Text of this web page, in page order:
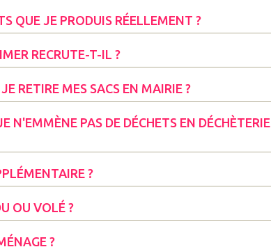
QUE JE PRODUIS RÉELLEMENT ?
RECRUTE-T-IL ?
RETIRE MES SACS EN MAIRIE ?
N'EMMÈNE PAS DE DÉCHETS EN DÉCHÈTERIE
?
OU VOLÉ ?
?